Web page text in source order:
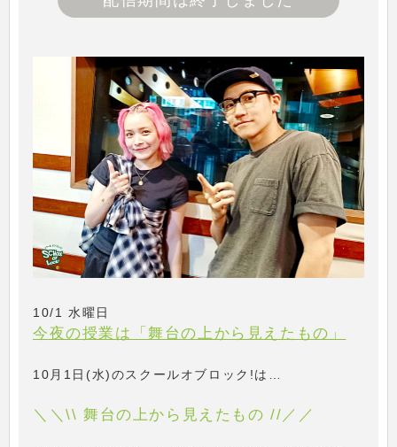
10/1 水曜日
今夜の授業は「舞台の上から見えたもの」
10月1日(水)のスクールオブロック!は…
＼＼\\ 舞台の上から見えたもの //／／